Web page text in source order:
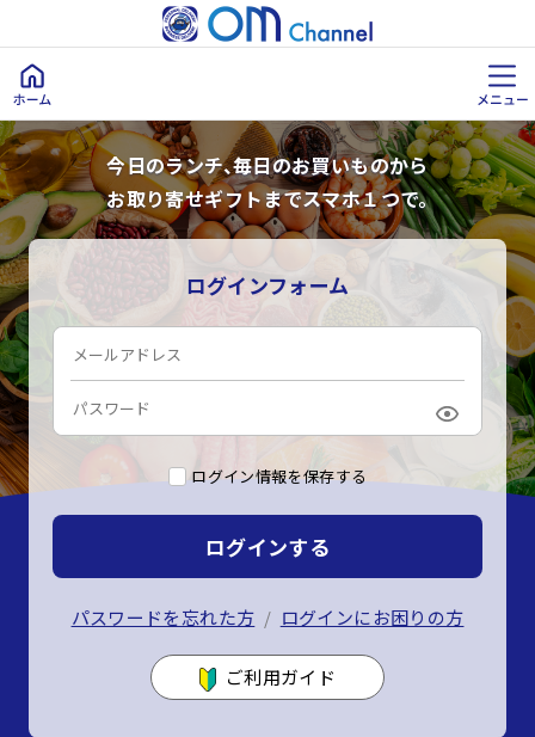
今日のランチ、毎日のお買いものから
お取り寄せギフトまでスマホ１つで。
ログインフォーム
ログイン情報を保存する
ログインする
パスワードを忘れた方 ログインにお困りの方
ご利用ガイド